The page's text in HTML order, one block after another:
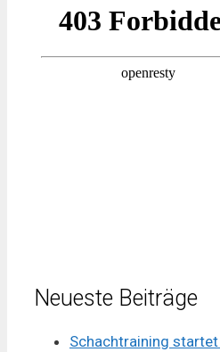
Neueste Beiträge
Schachtraining